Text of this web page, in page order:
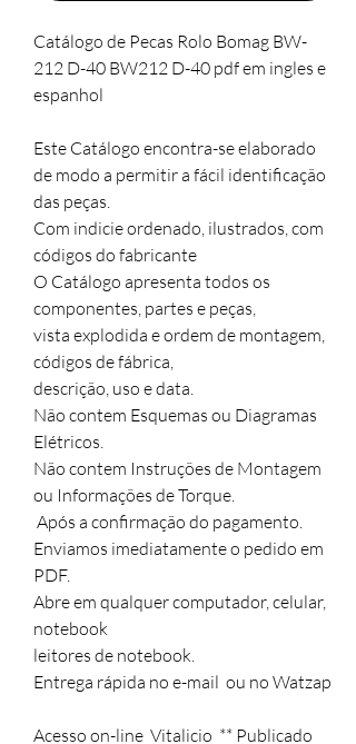
Catálogo de Pecas Rolo Bomag BW-
212 D-40 BW212 D-40 pdf em ingles e
espanhol
Este Catálogo encontra-se elaborado
de modo a permitir a fácil identificação
das peças.
Com indicie ordenado, ilustrados, com
códigos do fabricante
O Catálogo apresenta todos os
componentes, partes e peças,
vista explodida e ordem de montagem,
códigos de fábrica,
descrição, uso e data.
Não contem Esquemas ou Diagramas
Elétricos.
Não contem Instruções de Montagem
ou Informações de Torque.
Após a confirmação do pagamento.
Enviamos imediatamente o pedido em
PDF.
Abre em qualquer computador, celular,
notebook
leitores de notebook.
Entrega rápida no e-mail  ou no Watzap
Acesso on-line  Vitalicio  ** Publicado